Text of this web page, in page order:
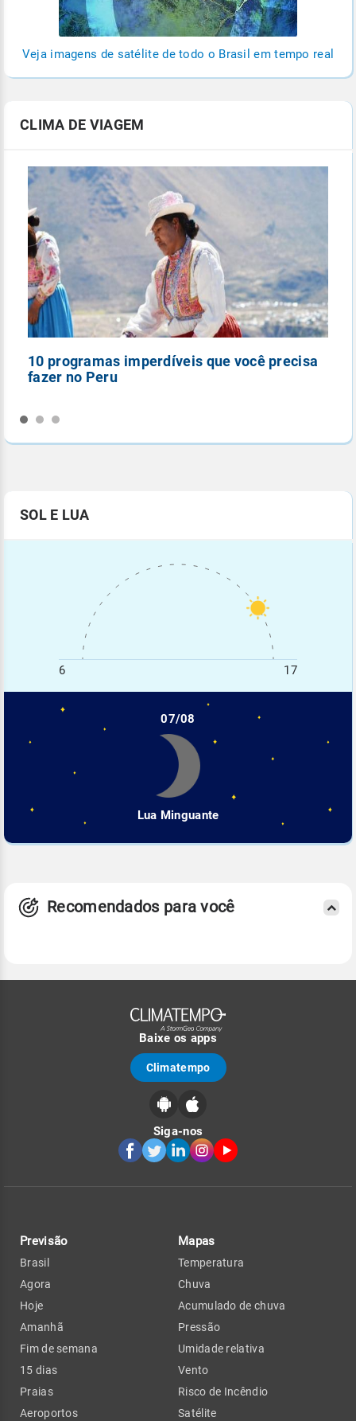
Veja imagens de satélite de todo o Brasil em tempo real
CLIMA DE VIAGEM
10 programas imperdíveis que você precisa
fazer no Peru
SOL E LUA
6 17
07/08
Lua Minguante
Recomendados para você
Baixe os apps
Climatempo
Siga-nos
Previsão
Brasil
Agora
Hoje
Amanhã
Fim de semana
15 dias
Praias
Aeroportos
Mapas
Temperatura
Chuva
Acumulado de chuva
Pressão
Umidade relativa
Vento
Risco de Incêndio
Satélite